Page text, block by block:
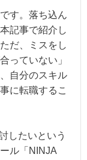
す。落ち込ん
記事で紹介し
だ、ミスをし
っていない」
自分のスキル
に転職するこ
したいという
ル「 NINJA